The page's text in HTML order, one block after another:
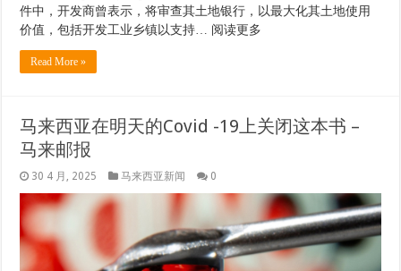
件中，开发商曾表示，将审查其土地银行，以最大化其土地使用
价值，包括开发工业乡镇以支持… 阅读更多
Read More »
马来西亚在明天的Covid -19上关闭这本书 –
马来邮报
30 4 月, 2025 马来西亚新闻 0